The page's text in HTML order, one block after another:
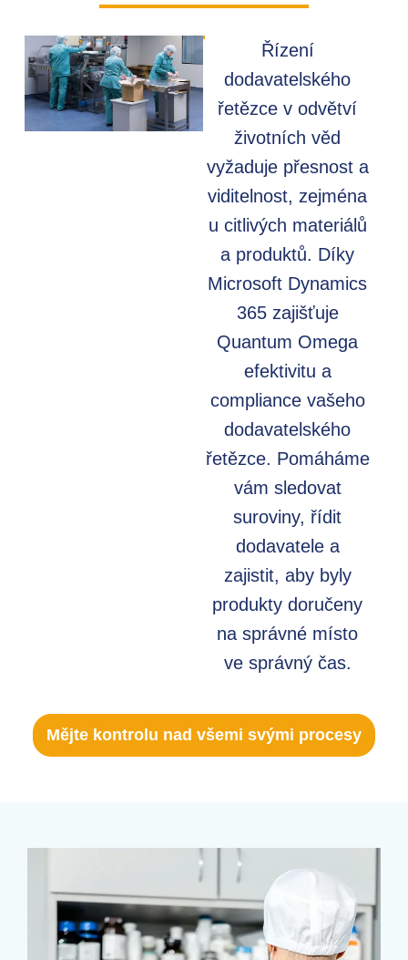
Řízení
dodavatelského
řetězce v odvětví
životních věd
vyžaduje přesnost a
viditelnost, zejména
u citlivých materiálů
a produktů. Díky
Microsoft Dynamics
365 zajišťuje
Quantum Omega
efektivitu a
compliance vašeho
dodavatelského
řetězce. Pomáháme
vám sledovat
suroviny, řídit
dodavatele a
zajistit, aby byly
produkty doručeny
na správné místo
ve správný čas.
Mějte kontrolu nad všemi svými procesy